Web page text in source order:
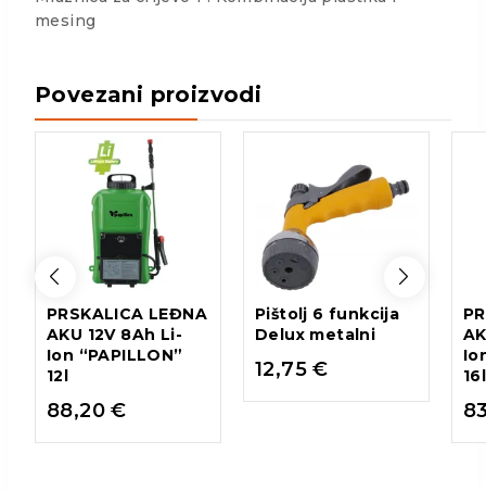
mesing
Povezani proizvodi
PRSKALICA LEĐNA
AKU 12V 8Ah Li-
Ion “PAPILLON”
12l
88,20€
Pištolj 6 funkcija
Delux metalni
12,75€
16l